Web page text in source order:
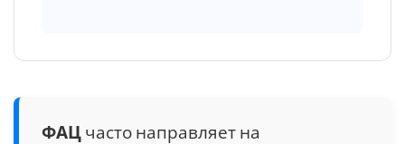
ФАЦ часто направляет на